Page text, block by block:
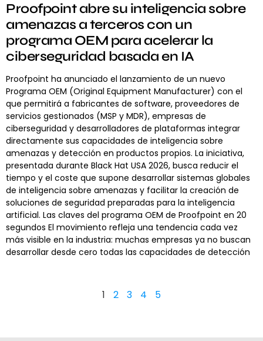
Proofpoint abre su inteligencia sobre
amenazas a terceros con un
programa OEM para acelerar la
ciberseguridad basada en IA
Proofpoint ha anunciado el lanzamiento de un nuevo
Programa OEM (Original Equipment Manufacturer) con el
que permitirá a fabricantes de software, proveedores de
servicios gestionados (MSP y MDR), empresas de
ciberseguridad y desarrolladores de plataformas integrar
directamente sus capacidades de inteligencia sobre
amenazas y detección en productos propios. La iniciativa,
presentada durante Black Hat USA 2026, busca reducir el
tiempo y el coste que supone desarrollar sistemas globales
de inteligencia sobre amenazas y facilitar la creación de
soluciones de seguridad preparadas para la inteligencia
artificial. Las claves del programa OEM de Proofpoint en 20
segundos El movimiento refleja una tendencia cada vez
más visible en la industria: muchas empresas ya no buscan
desarrollar desde cero todas las capacidades de detección
1 2 3 4 5